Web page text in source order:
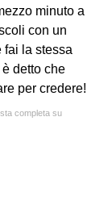
minuto a
con un
fai la stessa
detto che
per credere!
completa su